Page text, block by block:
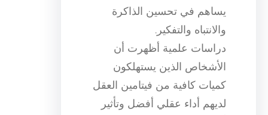
يساهم في تحسين الذاكرة
والانتباه والتفكير.
دراسات علمية أظهرت أن
الأشخاص الذين يستهلكون
كميات كافية من فيتامين العقل
لديهم أداء عقلي أفضل وتأثير